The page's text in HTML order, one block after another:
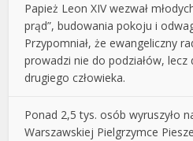
Papież Leon XIV wezwał
prąd”, budowania pokoju i
Przypomniał, że ewangeliczny
prowadzi nie do podziałów, lecz
drugiego człowieka.
Ponad 2,5 tys. osób wyruszyło
Warszawskiej Pielgrzymce